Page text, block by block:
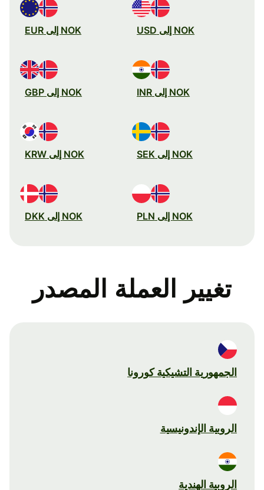
NOK إلى USD NOK إلى EUR
NOK إلى INR NOK إلى GBP
NOK إلى SEK NOK إلى KRW
NOK إلى PLN NOK إلى DKK
تغيير العملة المصدر
الجمهورية التشيكية كورونا
الروبية الإندونيسية
الروبية الهندية